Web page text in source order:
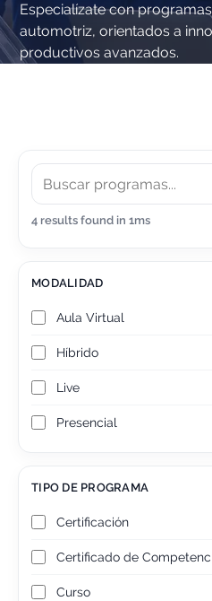
Especialízate con
automotriz, orientados a
productivos avanzados.
4 results found in 1ms
MODALIDAD
Aula Virtual
Híbrido
Live
Presencial
TIPO DE PROGRAMA
Certificación
Certificado de
Curso